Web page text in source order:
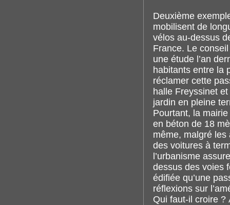
Deuxième
mobilisent de
vélos au-dessus
France. Le
une étude l’an
habitants entre la
réclamer cette
halle Freyssinet
jardin en pleine
Pourtant, la
en béton de 18
même, malgré les
des voitures à
l’urbanisme
dessus des voies
édifiée qu’une
réflexions sur
Qui faut-il croire ?